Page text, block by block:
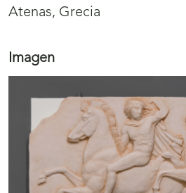
Atenas, Grecia
Imagen